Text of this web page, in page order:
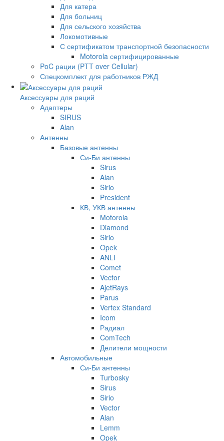
Для катера
Для больниц
Для сельского хозяйства
Локомотивные
С сертификатом транспортной безопасности
Motorola сертифицированные
PoC рации (PTT over Cellular)
Спецкомплект для работников РЖД
Аксессуары для раций
Адаптеры
SIRUS
Alan
Антенны
Базовые антенны
Си-Би антенны
Sirus
Alan
Sirio
President
КВ, УКВ антенны
Motorola
Diamond
Sirio
Opek
ANLI
Comet
Vector
AjetRays
Parus
Vertex Standard
Icom
Радиал
ComTech
Делители мощности
Автомобильные
Си-Би антенны
Turbosky
Sirus
Sirio
Vector
Alan
Lemm
Opek